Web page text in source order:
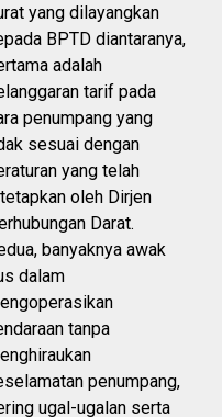
yang dilayangkan
BPTD diantaranya,
adalah
tarif pada
penumpang yang
sesuai dengan
yang telah
oleh Dirjen
Darat.
banyaknya awak
dalam
tanpa
penumpang,
ugal-ugalan serta